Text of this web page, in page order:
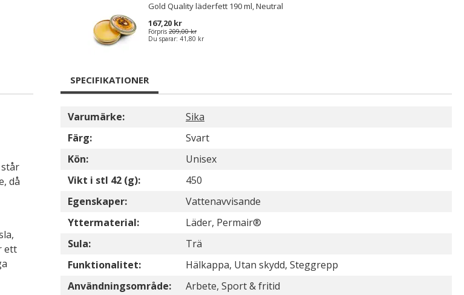
Gold Quality läderfett 190 ml, Neutral
167,20 kr
Förpris 209,00 kr
Du sparar: 41,80 kr
då
ett
SPECIFIKATIONER
Varumärke:
Sika
Färg:
Svart
Kön:
Unisex
Vikt i stl 42 (g):
450
Egenskaper:
Vattenavvisande
Yttermaterial:
Läder, Permair®
Sula:
Trä
Funktionalitet:
Hälkappa, Utan skydd, Steggrepp
Användningsområde:
Arbete, Sport & fritid